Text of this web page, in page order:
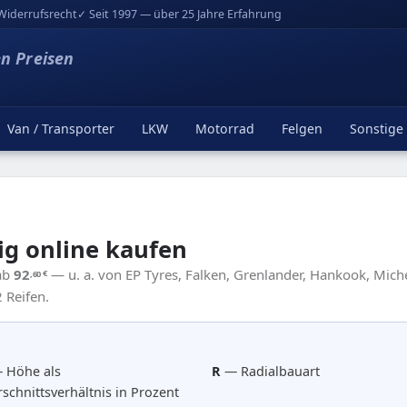
✓ Seit 1997 — über 25 Jahre Erfahrung
Preisen
Van / Transporter LKW Motorrad Felgen Sonstige
online kaufen
92 ,60€ — u. a. von EP Tyres, Falken, Grenlander, Hankook,
als
in Prozent
R — Radialbauart